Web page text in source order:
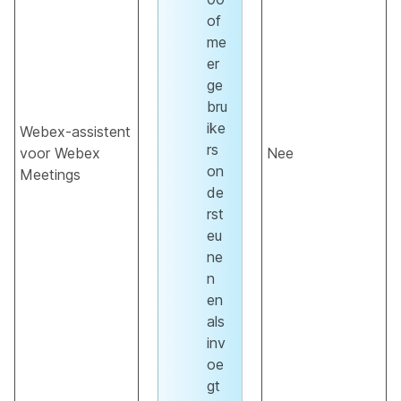
Webex-assistent
voor Webex
Meetings
of
me
er
ge
bru
ike
rs
on
de
rst
eu
ne
n
en
als
inv
oe
gt
Nee